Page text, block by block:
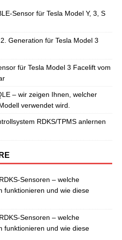
Sensor für Tesla Model Y, 3, S
Generation für Tesla Model 3
für Tesla Model 3 Facelift vom
– wir zeigen Ihnen, welcher
verwendet wird.
RDKS/TPMS anlernen
Sensoren – welche
funktionieren und wie diese
Sensoren – welche
funktionieren und wie diese